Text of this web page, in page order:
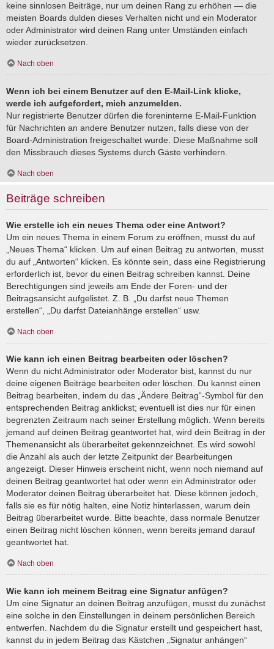
keine sinnlosen Beiträge, nur um deinen Rang zu erhöhen — die
meisten Boards dulden dieses Verhalten nicht und ein Moderator
oder Administrator wird deinen Rang unter Umständen einfach
wieder zurücksetzen.
Nach oben
Wenn ich bei einem Benutzer auf den E-Mail-Link klicke,
werde ich aufgefordert, mich anzumelden.
Nur registrierte Benutzer dürfen die foreninterne E-Mail-Funktion
für Nachrichten an andere Benutzer nutzen, falls diese von der
Board-Administration freigeschaltet wurde. Diese Maßnahme soll
den Missbrauch dieses Systems durch Gäste verhindern.
Nach oben
Beiträge schreiben
Wie erstelle ich ein neues Thema oder eine Antwort?
Um ein neues Thema in einem Forum zu eröffnen, musst du auf
„Neues Thema“ klicken. Um auf einen Beitrag zu antworten, musst
du auf „Antworten“ klicken. Es könnte sein, dass eine Registrierung
erforderlich ist, bevor du einen Beitrag schreiben kannst. Deine
Berechtigungen sind jeweils am Ende der Foren- und der
Beitragsansicht aufgelistet. Z. B. „Du darfst neue Themen
erstellen“, „Du darfst Dateianhänge erstellen“ usw.
Nach oben
Wie kann ich einen Beitrag bearbeiten oder löschen?
Wenn du nicht Administrator oder Moderator bist, kannst du nur
deine eigenen Beiträge bearbeiten oder löschen. Du kannst einen
Beitrag bearbeiten, indem du das „Ändere Beitrag“-Symbol für den
entsprechenden Beitrag anklickst; eventuell ist dies nur für einen
begrenzten Zeitraum nach seiner Erstellung möglich. Wenn bereits
jemand auf deinen Beitrag geantwortet hat, wird dein Beitrag in der
Themenansicht als überarbeitet gekennzeichnet. Es wird sowohl
die Anzahl als auch der letzte Zeitpunkt der Bearbeitungen
angezeigt. Dieser Hinweis erscheint nicht, wenn noch niemand auf
deinen Beitrag geantwortet hat oder wenn ein Administrator oder
Moderator deinen Beitrag überarbeitet hat. Diese können jedoch,
falls sie es für nötig halten, eine Notiz hinterlassen, warum dein
Beitrag überarbeitet wurde. Bitte beachte, dass normale Benutzer
einen Beitrag nicht löschen können, wenn bereits jemand darauf
geantwortet hat.
Nach oben
Wie kann ich meinem Beitrag eine Signatur anfügen?
Um eine Signatur an deinen Beitrag anzufügen, musst du zunächst
eine solche in den Einstellungen in deinem persönlichen Bereich
entwerfen. Nachdem du die Signatur erstellt und gespeichert hast,
kannst du in jedem Beitrag das Kästchen „Signatur anhängen“